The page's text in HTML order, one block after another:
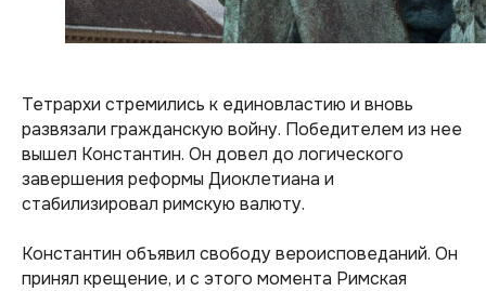
Тетрархи стремились к единовластию и вновь
развязали гражданскую войну. Победителем из нее
вышел Константин. Он довел до логического
завершения реформы Диоклетиана и
стабилизировал римскую валюту.
Константин объявил свободу вероисповеданий. Он
принял крещение, и с этого момента Римская